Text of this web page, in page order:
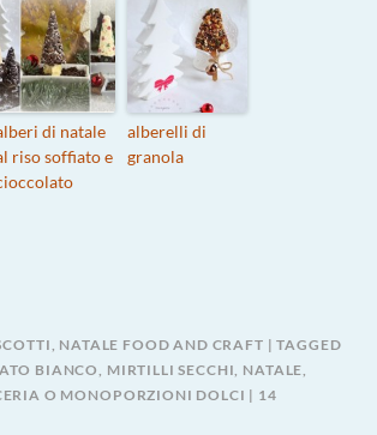
di natale
riso soffiato e
alberelli di
granola
NATALE FOOD AND CRAFT
TAGGED
BIANCO MIRTILLI SECCHI NATALE
O MONOPORZIONI DOLCI
14